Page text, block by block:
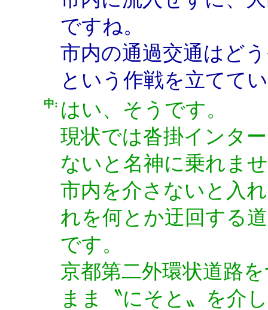
ですね。
市内の通過交通はど
という作戦を立てて
中: はい、そうです。
現状では沓掛インタ
ないと名神に乗れま
市内を介さないと入
れを何とか迂回する
です。
京都第二外環状道路
まま〝にそと〟を介